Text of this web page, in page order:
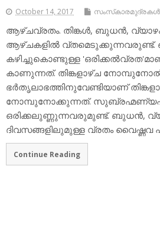
October 14, 2017 സംസ്‌കാരമുദ്രകള്‍
ആഴ്ചവ്രതം. തിങ്കള്‍, ബുധന്‍,
ആഴ്ചകളില്‍ വ്തമെടുക്കുന്നവരുണ്ട്.
കഴിച്ചുകൊണ്ടുള്ള
കാണുന്നത്. തിങ്കളാഴ്ച
ഭര്‍തൃലാഭത്തിനുവേണ്ടിയാണ്
നോമ്പുനോക്കുന്നത്.
ഒരിക്കലുണ്ണുന്നവരുമുണ്ട്. ബുധന്‍,
ദിവസങ്ങളിലുമുള്ള വ്രതം വൈഷ്ണവ
Continue Reading